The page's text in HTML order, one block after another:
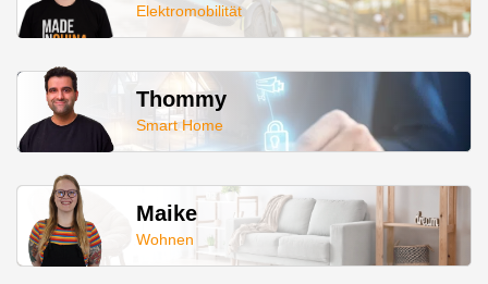
Elektromobilität
Thommy
Smart Home
Maike
Wohnen